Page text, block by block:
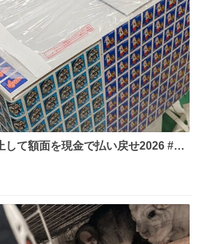
して額面を現金で払い戻せ2026 #日